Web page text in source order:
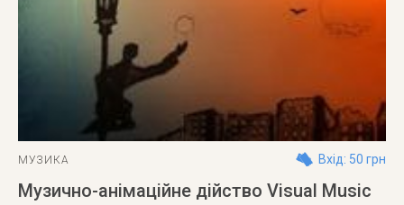
МУЗИКА Вхід: 50 грн
Музично-анімаційне дійство Visual Music